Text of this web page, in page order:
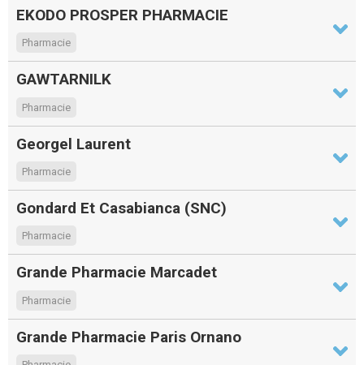
EKODO PROSPER PHARMACIE
Pharmacie
GAWTARNILK
Pharmacie
Georgel Laurent
Pharmacie
Gondard Et Casabianca (SNC)
Pharmacie
Grande Pharmacie Marcadet
Pharmacie
Grande Pharmacie Paris Ornano